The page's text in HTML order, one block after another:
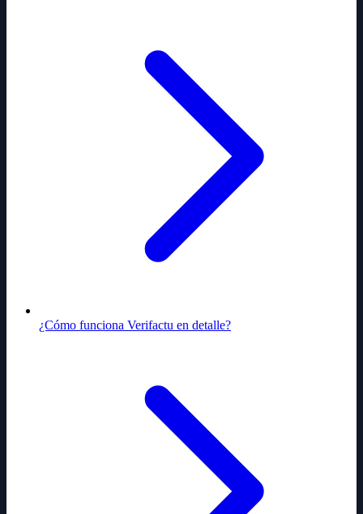
¿Cómo funciona Verifactu en detalle?